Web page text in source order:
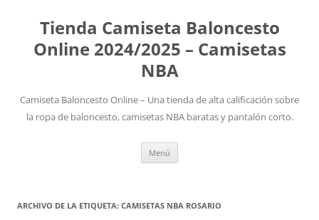
Tienda Camiseta Baloncesto
Online 2024/2025 – Camisetas
NBA
Camiseta Baloncesto Online – Una tienda de alta calificación sobre
la ropa de baloncesto, camisetas NBA baratas y pantalón corto.
Menú
ARCHIVO DE LA ETIQUETA: CAMISETAS NBA ROSARIO